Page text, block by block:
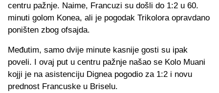
centru pažnje. Naime, Francuzi su došli do 1:2 u 60.
minuti golom Konea, ali je pogodak Trikolora opravdano
poništen zbog ofsajda.
Međutim, samo dvije minute kasnije gosti su ipak
poveli. I ovaj put u centru pažnje našao se Kolo Muani
kojji je na asistenciju Dignea pogodio za 1:2 i novu
prednost Francuske u Briselu.